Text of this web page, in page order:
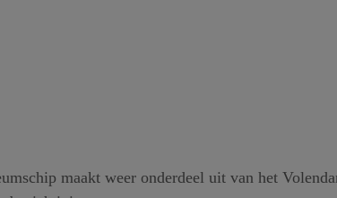
maakt weer onderdeel uit van het